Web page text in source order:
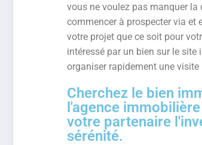
vous ne voulez pas manquer la
commencer à prospecter via et
votre projet que ce soit pour
intéressé par un bien sur le
organiser rapidement une
Cherchez le bien
l'agence
votre partenaire
sérénité.